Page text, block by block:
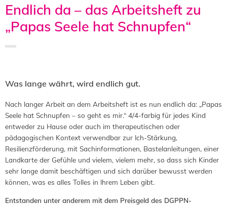
Endlich da – das Arbeitsheft zu
„Papas Seele hat Schnupfen“
Was lange währt, wird endlich gut.
Nach langer Arbeit an dem Arbeitsheft ist es nun endlich da: „Papas
Seele hat Schnupfen – so geht es mir.“ 4/4-farbig für jedes Kind
entweder zu Hause oder auch im therapeutischen oder
pädagogischen Kontext verwendbar zur Ich-Stärkung,
Resilienzförderung, mit Sachinformationen, Bastelanleitungen, einer
Landkarte der Gefühle und vielem, vielem mehr, so dass sich Kinder
sehr lange damit beschäftigen und sich darüber bewusst werden
können, was es alles Tolles in Ihrem Leben gibt.
Entstanden unter anderem mit dem Preisgeld des DGPPN-